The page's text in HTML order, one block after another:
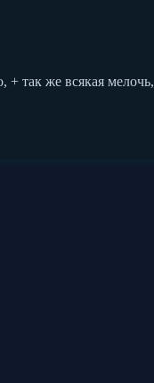
так же всякая